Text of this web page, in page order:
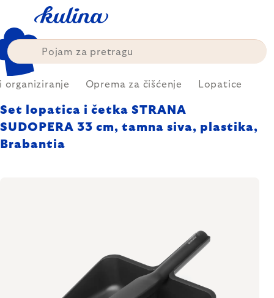
content
organiziranje Oprema za čišćenje Lopatice
Set lopatica i četka STRANA
SUDOPERA 33 cm, tamna siva, plastika,
Brabantia